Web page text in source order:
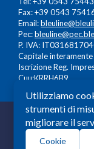
Fax: +39 0543
Email:
Pec:
P. IVA:
Capitale
Iscrizione Reg.
Cuu:KRRH6B9
© 2026
Società a
Coordinamento
Utilizziamo
strumenti di
migliorare il
Cookie